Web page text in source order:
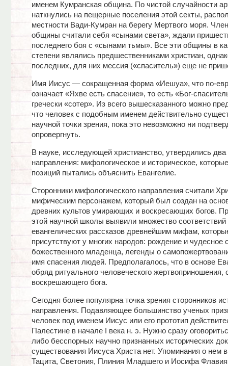
именем Кумранская община. По чистой случайности
наткнулись на пещерные поселения этой секты,
местности Вади-Кумран на берегу Мертвого моря.
общины считали себя «сынами света», ждали
последнего боя с «сынами тьмы». Все эти общины в
степени являлись предшественниками христиан,
последних, для них мессия («спаситель») еще не
Имя Иисус — сокращенная форма «Иешуа», что по-
означает «Яхве есть спасение», то есть «Бог-
гречески «сотер». Из всего вышесказанного можно
что человек с подобным именем действительно
научной точки зрения, пока это невозможно ни
опровергнуть.
В науке, исследующей христианство, утвердились
направления: мифологическое и историческое,
позиций пытались объяснить Евангелие.
Сторонники мифологического направления считали
мифическим персонажем, который был создан на
древних культов умирающих и воскресающих богов.
этой научной школы выявили множество соответствий
евангелических рассказов древнейшим мифам,
присутствуют у многих народов: рождение и чудесное
божественного младенца, легенды о
имя спасения людей. Предполагалось, что в основе
обряд ритуального человеческого жертвоприношения,
воскрешающего бога.
Сегодня более популярна точка зрения сторонников
направления. Подавляющее большинство ученых
человек под именем Иисус или его прототип
Палестине в начале I века н. э. Нужно сразу
либо бесспорных научно признанных исторических
существования Иисуса Христа нет. Упоминания о нем
Тацита, Светония, Плиния Младшего и Иосифа Флавия